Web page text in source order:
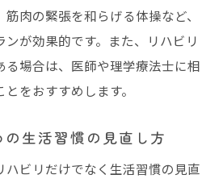
肉の緊張を和らげる体操など、
が効果的です。また、リハビリ
る場合は、医師や理学療法士に相
をおすすめします。
生活習慣の見直し方
ハビリだけでなく生活習慣の見直